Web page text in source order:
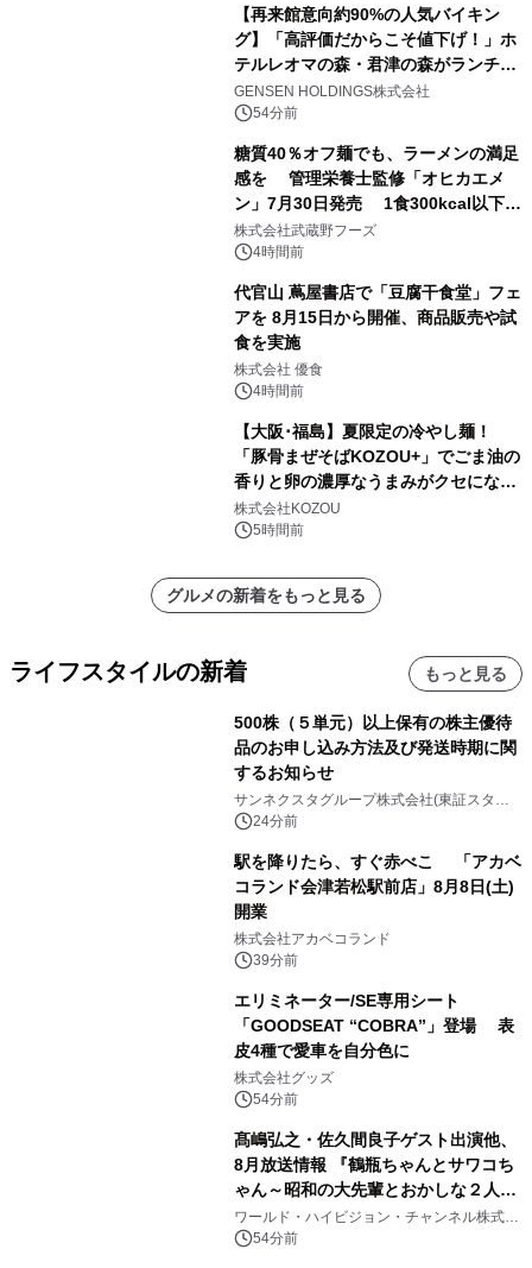
【再来館意向約90%の人気バイキン
グ】「高評価だからこそ値下げ！」ホ
テルレオマの森・君津の森がランチバ
イキングの価格改定&繁忙日料金撤廃
を実施
GENSEN HOLDINGS株式会社
54分前
糖質40％オフ麺でも、ラーメンの満足
感を 管理栄養士監修「オヒカエメ
ン」7月30日発売 1食300kcal以下・
1日の1/3量の野菜・塩分3.3g以下を実
現
株式会社武蔵野フーズ
4時間前
代官山 蔦屋書店で「豆腐干食堂」フェ
アを 8月15日から開催、商品販売や試
食を実施
株式会社 優食
4時間前
【大阪･福島】夏限定の冷やし麺！
「豚骨まぜそばKOZOU+」でごま油の
香りと卵の濃厚なうまみがクセになる
「冷やしネギ玉」を発売！
株式会社KOZOU
5時間前
グルメの新着をもっと見る
ライフスタイルの新着 もっと見る
500株（５単元）以上保有の株主優待
品のお申し込み方法及び発送時期に関
するお知らせ
サンネクスタグループ株式会社(東証スタン
ダード上場 コード8945）
24分前
駅を降りたら、すぐ赤べこ 「アカベ
コランド会津若松駅前店」8月8日(土)
開業
株式会社アカベコランド
39分前
エリミネーター/SE専用シート
「GOODSEAT “COBRA”」登場 表
皮4種で愛車を自分色に
株式会社グッズ
54分前
髙嶋弘之・佐久間良子ゲスト出演他、
8月放送情報 『鶴瓶ちゃんとサワコち
ゃん～昭和の大先輩とおかしな２人
～』 毎週月曜よる9時00分～ BS12 ト
ゥエルビで放送
ワールド・ハイビジョン・チャンネル株式会
社 54分前